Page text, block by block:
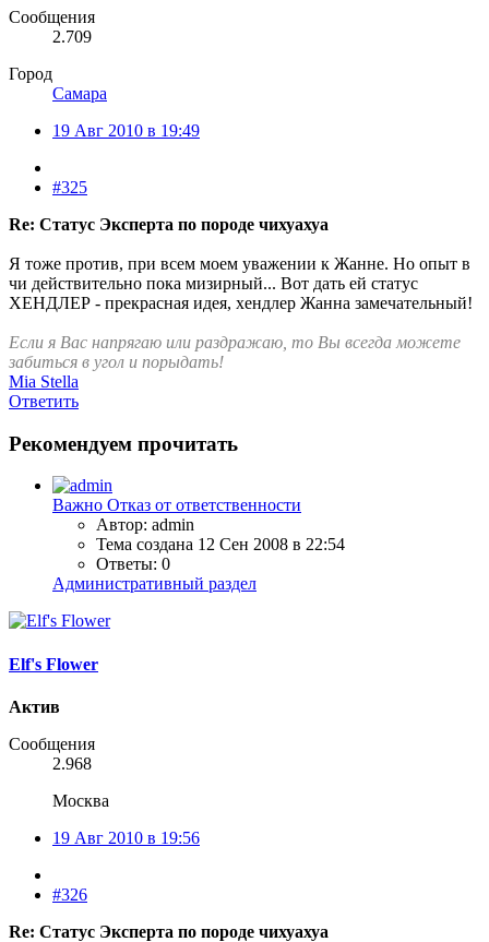
Сообщения
2.709
Город
Самара
19 Авг 2010 в 19:49
#325
Re: Статус Эксперта по породе чихуахуа
Я тоже против, при всем моем уважении к Жанне. Но опыт в
чи действительно пока мизирный... Вот дать ей статус
ХЕНДЛЕР - прекрасная идея, хендлер Жанна замечательный!
Если я Вас напрягаю или раздражаю, то Вы всегда можете
забиться в угол и порыдать!
Mia Stella
Ответить
Рекомендуем прочитать
Важно Отказ от ответственности
Автор: admin
Тема создана 12 Сен 2008 в 22:54
Ответы: 0
Административный раздел
Elf's Flower
Актив
Сообщения
2.968
Москва
19 Авг 2010 в 19:56
#326
Re: Статус Эксперта по породе чихуахуа